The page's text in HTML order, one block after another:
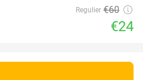
Regulier €60
€24